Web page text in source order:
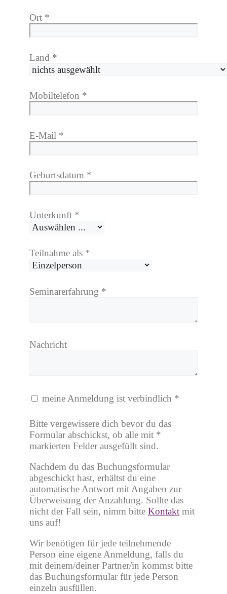
Ort *
Land *
Mobiltelefon *
E-Mail *
Geburtsdatum *
Unterkunft *
Teilnahme als *
Seminarerfahrung *
Nachricht
meine Anmeldung ist verbindlich *
Bitte vergewissere dich bevor du das
Formular abschickst, ob alle mit *
markierten Felder ausgefüllt sind.
Nachdem du das Buchungsformular
abgeschickt hast, erhältst du eine
automatische Antwort mit Angaben zur
Überweisung der Anzahlung. Sollte das
nicht der Fall sein, nimm bitte Kontakt mit
uns auf!
Wir benötigen für jede teilnehmende
Person eine eigene Anmeldung, falls du
mit deinem/deiner Partner/in kommst bitte
das Buchungsformular für jede Person
einzeln ausfüllen.